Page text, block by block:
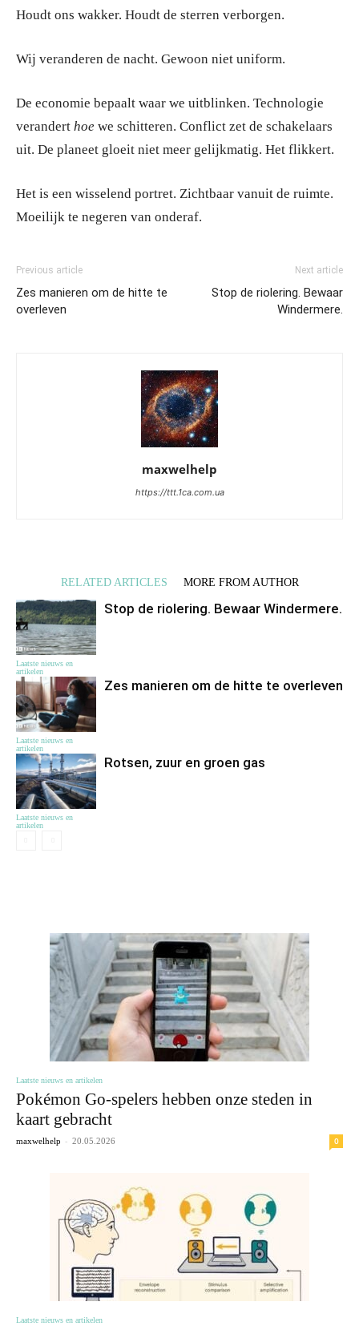
Houdt ons wakker. Houdt de sterren verborgen.
Wij veranderen de nacht. Gewoon niet uniform.
De economie bepaalt waar we uitblinken. Technologie
verandert hoe we schitteren. Conflict zet de schakelaars
uit. De planeet gloeit niet meer gelijkmatig. Het flikkert.
Het is een wisselend portret. Zichtbaar vanuit de ruimte.
Moeilijk te negeren van onderaf.
Previous article
Zes manieren om de hitte te
overleven
Next article
Stop de riolering. Bewaar
Windermere.
maxwelhelp
https://ttt.1ca.com.ua
RELATED ARTICLES MORE FROM AUTHOR
Laatste nieuws en
artikelen
Stop de riolering. Bewaar Windermere.
Laatste nieuws en
artikelen
Zes manieren om de hitte te overleven
Laatste nieuws en
artikelen
Rotsen, zuur en groen gas
Laatste nieuws en artikelen
Pokémon Go-spelers hebben onze steden in
kaart gebracht
maxwelhelp - 20.05.2026 0
Laatste nieuws en artikelen